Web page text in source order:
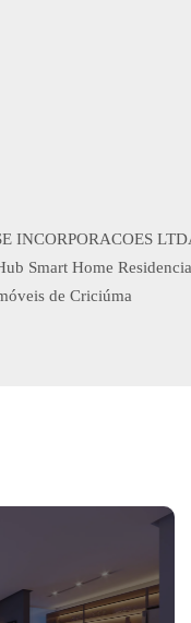
INCORPORACOES
Smart Home
de Criciúma